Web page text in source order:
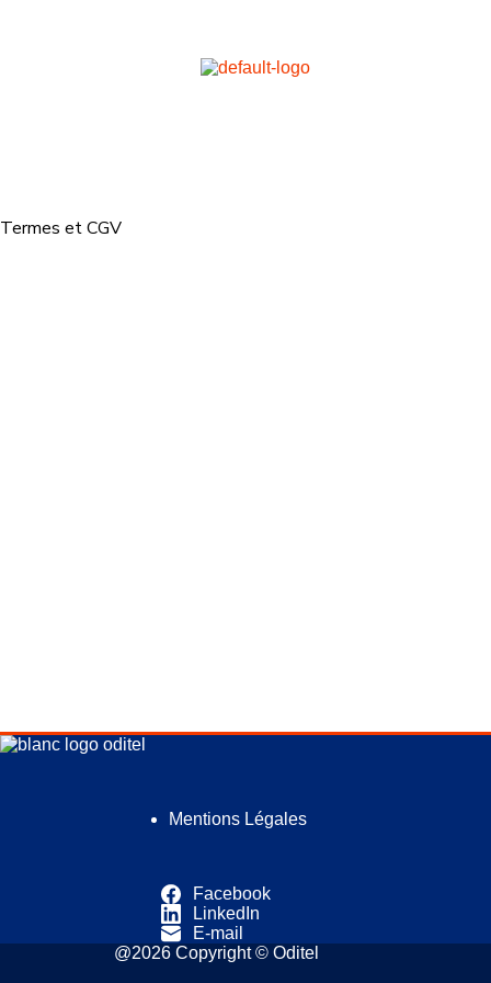
Termes et CGV
Mentions Légales
Facebook
LinkedIn
E-mail
@2026 Copyright © Oditel